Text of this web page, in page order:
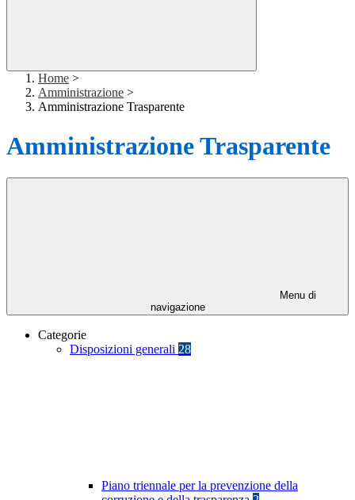
Home >
Amministrazione >
Amministrazione Trasparente
Amministrazione Trasparente
Menu di
navigazione
Categorie
Disposizioni generali 28
Piano triennale per la prevenzione della